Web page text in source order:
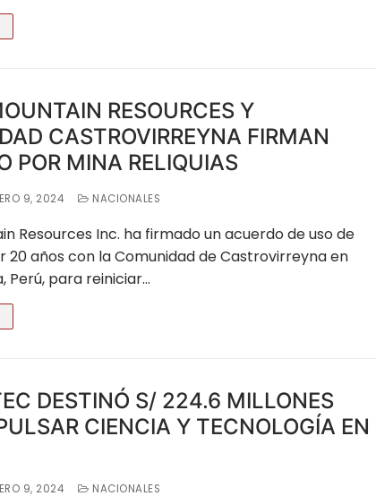
RESOURCES Y
CASTROVIRREYNA FIRMAN
POR MINA RELIQUIAS
9, 2024 NACIONALES
Resources Inc. ha firmado un acuerdo de uso de
20 años con la Comunidad de Castrovirreyna en
Perú, para reiniciar…
DESTINÓ S/ 224.6 MILLONES
CIENCIA Y TECNOLOGÍA EN
9, 2024 NACIONALES